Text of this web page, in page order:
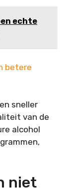
echte
betere
sneller
van de
alcohol
niet